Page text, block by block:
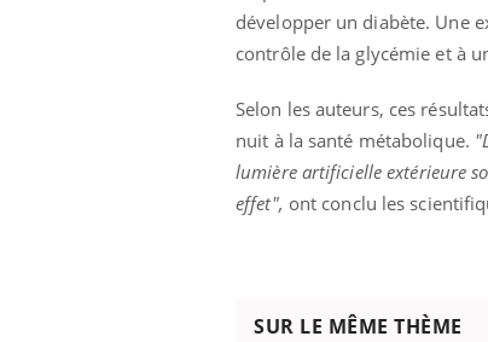
développer un diabète. Une
contrôle de la glycémie et à
Selon les auteurs, ces
nuit à la santé métabolique.
lumière artificielle extérieure
effet", ont conclu les
SUR LE MÊME THÈME